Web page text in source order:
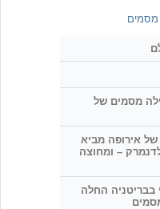
מסמים
מסמים של
של אירופה מביא
– ומחוצה
בבריטניה החלה